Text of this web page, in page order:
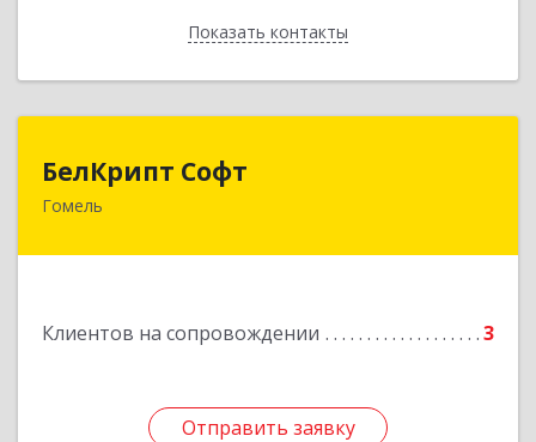
Показать контакты
Назад
БелКрипт Софт
Гомель
Клиентов на сопровождении 3
Отправить заявку
Беларусь, 246046, г. Гомель, МЖК "Солнечный",
Отправить заявку